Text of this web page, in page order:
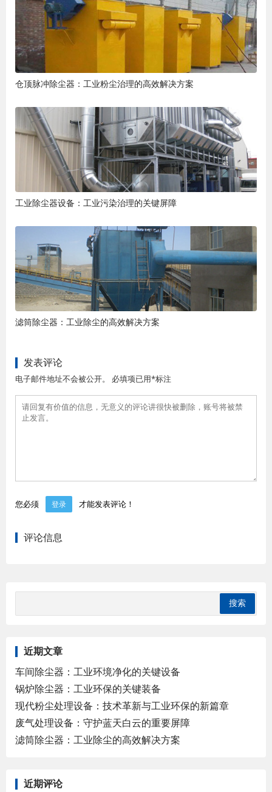
仓顶脉冲除尘器：工业粉尘治理的高效解决方案
工业除尘器设备：工业污染治理的关键屏障
滤筒除尘器：工业除尘的高效解决方案
发表评论
电子邮件地址不会被公开。 必填项已用*标注
您必须 登录 才能发表评论！
评论信息
近期文章
车间除尘器：工业环境净化的关键设备
锅炉除尘器：工业环保的关键装备
现代粉尘处理设备：技术革新与工业环保的新篇章
废气处理设备：守护蓝天白云的重要屏障
滤筒除尘器：工业除尘的高效解决方案
近期评论